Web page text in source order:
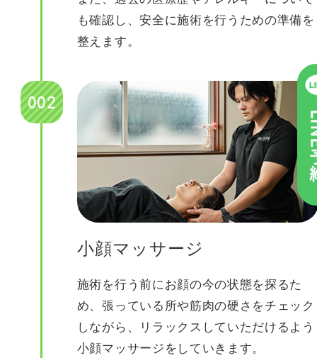
も確認し、安全に施術を行うための準備を
整えます。
002
小顔マッサージ
施術を行う前にお顔の今の状態を探るた
め、張っている所や筋肉の硬さをチェック
しながら、リラックスしていただけるよう
小顔マッサージをしていきます。